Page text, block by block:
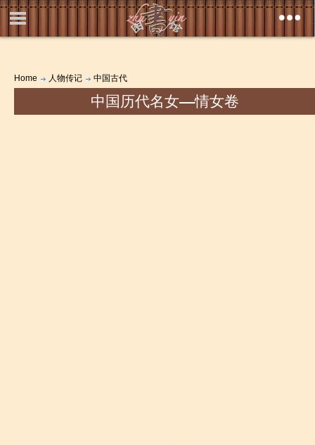
Home 人物传记 中国古代
中国历代名女――情女卷